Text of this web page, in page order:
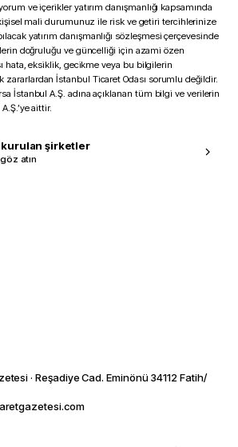
ve içerikler yatırım danışmanlığı kapsamında
kişisel mali durumunuz ile risk ve getiri tercihlerinize
yatırım danışmanlığı sözleşmesi çerçevesinde
doğruluğu ve güncelliği için azami özen
hata, eksiklik, gecikme veya bu bilgilerin
zararlardan İstanbul Ticaret Odası sorumlu değildir.
İstanbul A.Ş. adına açıklanan tüm bilgi ve verilerin
aittir.
kurulan şirketler
atın
· Reşadiye Cad. Eminönü 34112 Fatih/